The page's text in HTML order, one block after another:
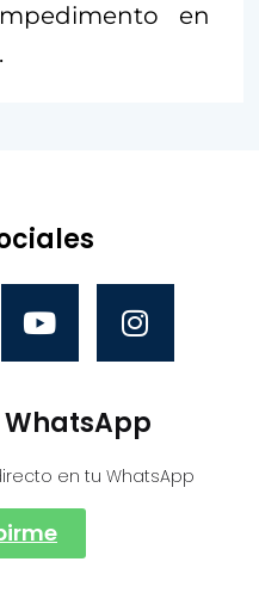
en
en tu WhatsApp